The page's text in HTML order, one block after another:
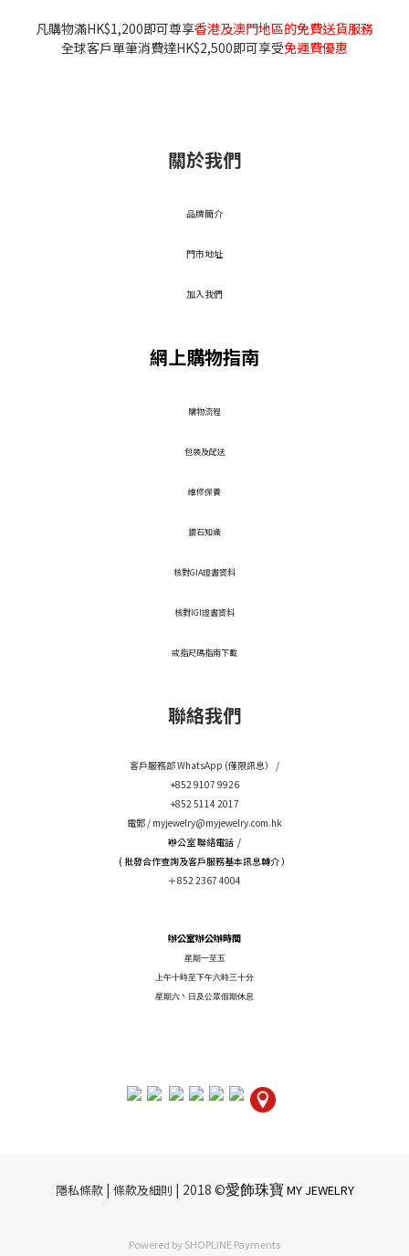
凡購物滿HK$1,200即可尊享香港及澳門地區的免費送貨服務
全球客戶單筆消費達HK$2,500即可享受免運費優惠
關於我們
品牌簡介
門市地址
加入我們
網上購物指南
​購物流程
包裝及配送
維修保養
鑽石知識
核對GIA證書資料
核對IGI證書資料
戒指尺碼指南下載
聯絡我們
客戶服務部 WhatsApp (僅限訊息） /
+852 9107 9926
+852 5114 2017
電郵 / myjewelry@myjewelry.com.hk
辦公室 聯絡電話 /
( 批發合作查詢及客戶服務基本訊息轉介 ）
＋852 2367 4004
辦公室辦公辦時間
星期一至五
上午十時至下午六時三十分
星期六丶日及公眾假期休息
隱私條款|​ ​ 條款及細則 | 2018 ©愛飾珠寶MY JEWELRY
Powered bySHOPLINE Payments